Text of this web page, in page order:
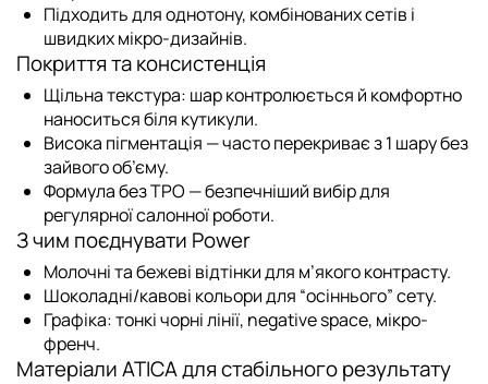
Підходить для однотону, комбінованих сетів і
швидких мікро-дизайнів.
Покриття та консистенція
Щільна текстура: шар контролюється й комфортно
наноситься біля кутикули.
Висока пігментація — часто перекриває з 1 шару без
зайвого об’єму.
Формула без TPO — безпечніший вибір для
регулярної салонної роботи.
З чим поєднувати Power
Молочні та бежеві відтінки для м’якого контрасту.
Шоколадні/кавові кольори для “осіннього” сету.
Графіка: тонкі чорні лінії, negative space, мікро-
френч.
Матеріали ATICA для стабільного результату